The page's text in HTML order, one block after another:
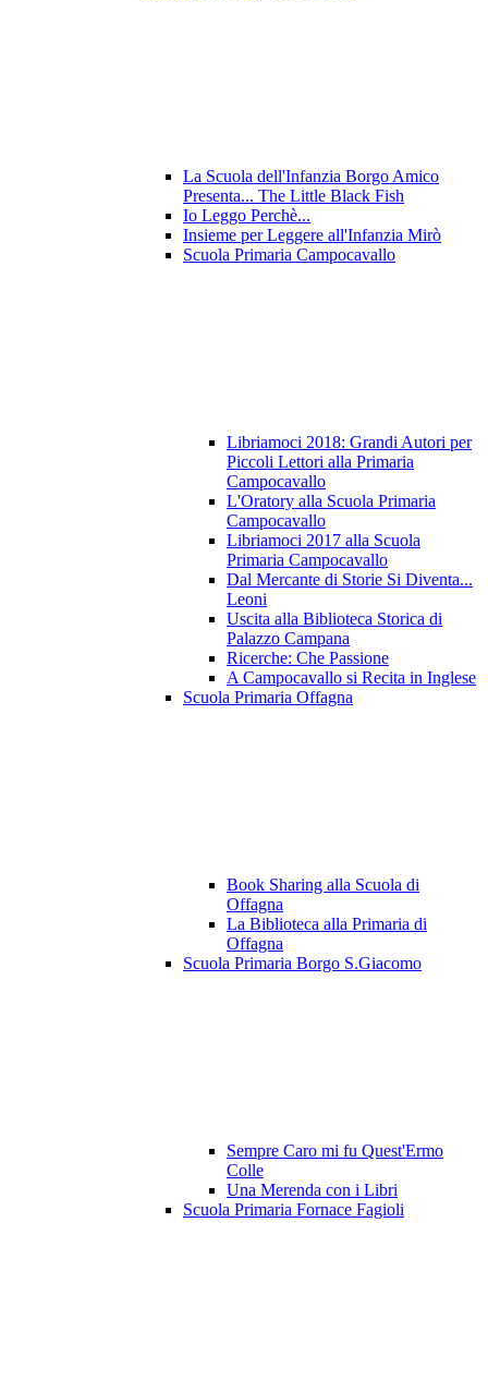
La Scuola dell'Infanzia Borgo Amico
Presenta... The Little Black Fish
Io Leggo Perchè...
Insieme per Leggere all'Infanzia Mirò
Scuola Primaria Campocavallo
Libriamoci 2018: Grandi Autori per
Piccoli Lettori alla Primaria
Campocavallo
L'Oratory alla Scuola Primaria
Campocavallo
Libriamoci 2017 alla Scuola
Primaria Campocavallo
Dal Mercante di Storie Si Diventa...
Leoni
Uscita alla Biblioteca Storica di
Palazzo Campana
Ricerche: Che Passione
A Campocavallo si Recita in Inglese
Scuola Primaria Offagna
Book Sharing alla Scuola di
Offagna
La Biblioteca alla Primaria di
Offagna
Scuola Primaria Borgo S.Giacomo
Sempre Caro mi fu Quest'Ermo
Colle
Una Merenda con i Libri
Scuola Primaria Fornace Fagioli